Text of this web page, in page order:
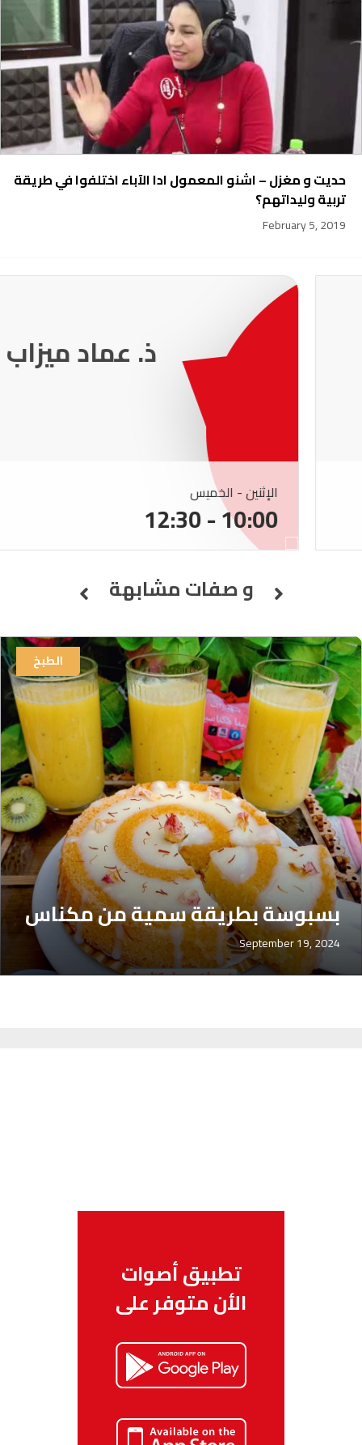
حديت و مغزل – اشنو المعمول ادا الآباء اختلفوا في طريقة
تربية وليداتهم؟
February 5, 2019
ذ. عماد ميزاب
الإثنين - الخميس
و صفات مشابهة
بسبوسة بطريقة سمية من مكناس
September 19, 2024
الطبخ
تطبيق أصوات
الأن متوفر على